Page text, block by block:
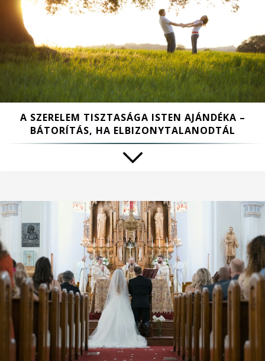
A SZERELEM TISZTASÁGA ISTEN AJÁNDÉKA –
BÁTORÍTÁS, HA ELBIZONYTALANODTÁL